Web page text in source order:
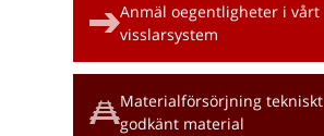
Anmäl oegentligheter i vårt
visslarsystem
Materialförsörjning tekniskt
godkänt material